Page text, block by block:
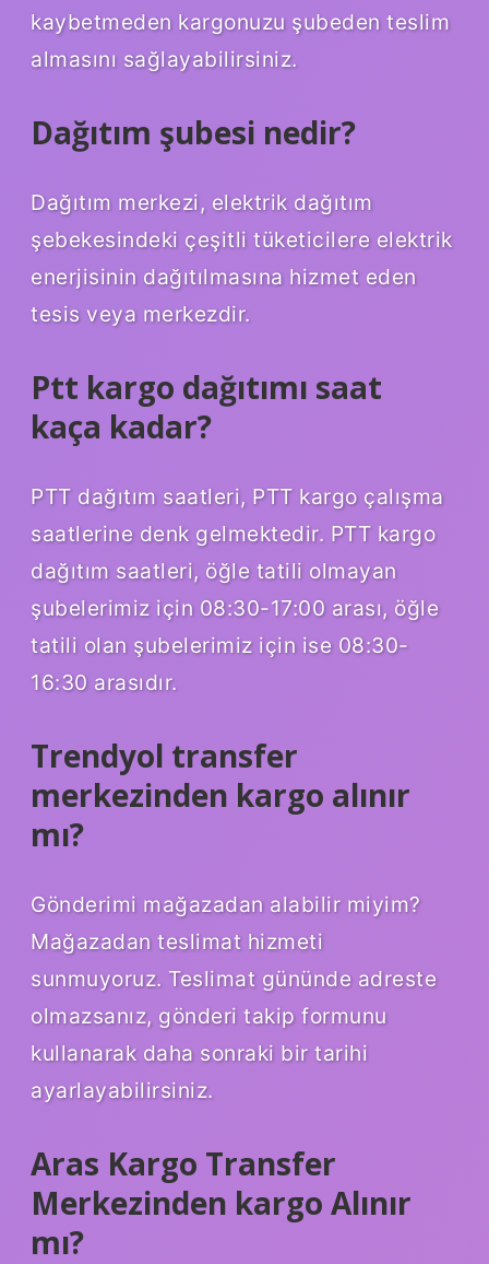
kaybetmeden kargonuzu şubeden teslim
almasını sağlayabilirsiniz.
Dağıtım şubesi nedir?
Dağıtım merkezi, elektrik dağıtım
şebekesindeki çeşitli tüketicilere elektrik
enerjisinin dağıtılmasına hizmet eden
tesis veya merkezdir.
Ptt kargo dağıtımı saat
kaça kadar?
PTT dağıtım saatleri, PTT kargo çalışma
saatlerine denk gelmektedir. PTT kargo
dağıtım saatleri, öğle tatili olmayan
şubelerimiz için 08:30-17:00 arası, öğle
tatili olan şubelerimiz için ise 08:30-
16:30 arasıdır.
Trendyol transfer
merkezinden kargo alınır
mı?
Gönderimi mağazadan alabilir miyim?
Mağazadan teslimat hizmeti
sunmuyoruz. Teslimat gününde adreste
olmazsanız, gönderi takip formunu
kullanarak daha sonraki bir tarihi
ayarlayabilirsiniz.
Aras Kargo Transfer
Merkezinden kargo Alınır
mı?